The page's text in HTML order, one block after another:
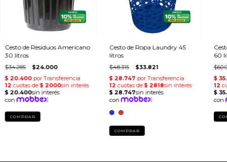
Cesto de Residuos Americano
30 litros
$34.285 $24.000
COMPRAR
Cesto de Ropa Laundry 45
litros
$48.315 $33.821
COMPRAR
60